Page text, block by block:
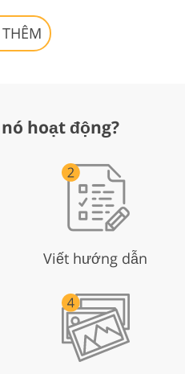
hoạt động?
Viết hướng dẫn